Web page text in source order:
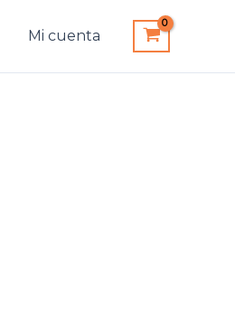
Mi cuenta